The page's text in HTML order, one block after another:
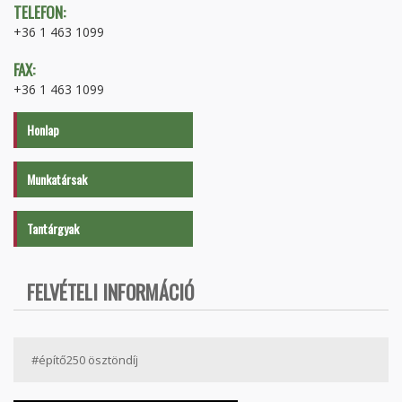
TELEFON:
+36 1 463 1099
FAX:
+36 1 463 1099
Honlap
Munkatársak
Tantárgyak
FELVÉTELI INFORMÁCIÓ
#építő250 ösztöndíj